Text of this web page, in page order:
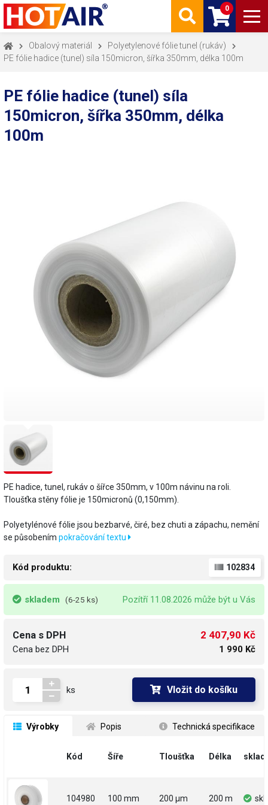
0
Obalový materiál
Polyetylenové fólie tunel (rukáv)
PE fólie hadice (tunel) síla 150micron, šířka 350mm, délka 100m
PE fólie hadice (tunel) síla
150micron, šířka 350mm, délka
100m
PE hadice, tunel, rukáv o šířce 350mm, v 100m návinu na roli.
Tloušťka stěny fólie je 150micronů (0,150mm).
​Polyetylénové fólie jsou bezbarvé, čiré, bez chuti a zápachu, nemění
se působením pokračování textu
Kód produktu: 102834
skladem (6-25 ks) Pozítří 11.08.2026 může být u Vás
Cena s DPH
Cena bez DPH
2 407,90 Kč
1 990 Kč
ks Vložit do košíku
Výrobky Popis Technická specifikace
Kód Šíře Tloušťka Délka sklad
104980 100 mm 200 µm 200 m